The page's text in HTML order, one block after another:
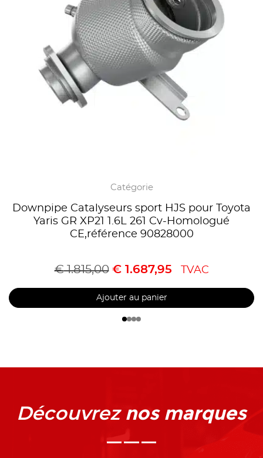
Catégorie
Downpipe Catalyseurs sport HJS pour Toyota
Yaris GR XP21 1.6L 261 Cv-Homologué
CE,référence 90828000
€1.815,00 €1.687,95 TVAC
Ajouter au panier
Découvrez nos marques